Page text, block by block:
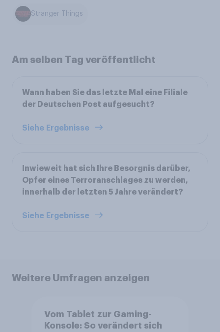
Stranger Things
Am selben Tag veröffentlicht
Wann haben Sie das letzte Mal eine Filiale
der Deutschen Post aufgesucht?
Siehe Ergebnisse
Inwieweit hat sich Ihre Besorgnis darüber,
Opfer eines Terroranschlages zu werden,
innerhalb der letzten 5 Jahre verändert?
Siehe Ergebnisse
Weitere Umfragen anzeigen
Vom Tablet zur Gaming-
Konsole: So verändert sich